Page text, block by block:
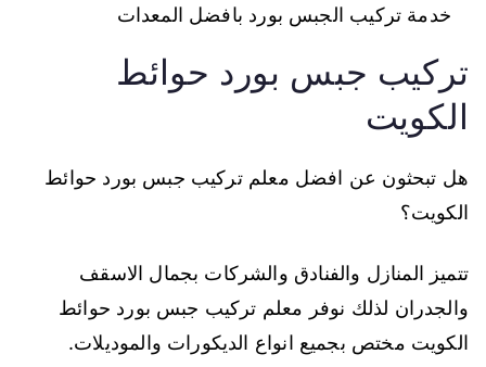
خدمة تركيب الجبس بورد بافضل المعدات
تركيب جبس بورد حوائط
الكويت
هل تبحثون عن افضل معلم تركيب جبس بورد حوائط
الكويت؟
تتميز المنازل والفنادق والشركات بجمال الاسقف
والجدران لذلك نوفر معلم تركيب جبس بورد حوائط
الكويت مختص بجميع انواع الديكورات والموديلات.